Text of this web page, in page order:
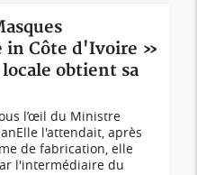
in Côte d'Ivoire »
obtient sa
l’œil du Ministre
l'attendait, après
de fabrication, elle
l'intermédiaire du